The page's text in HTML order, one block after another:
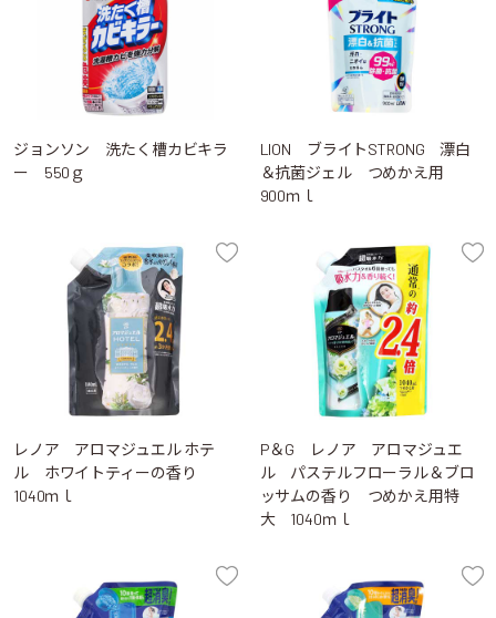
ジョンソン 洗たく槽カビキラ
ー 550ｇ
LION ブライトSTRONG 漂白
＆抗菌ジェル つめかえ用
900ｍｌ
レノア アロマジュエル ホテ
ル ホワイトティーの香り
1040ｍｌ
P＆G レノア アロマジュエ
ル パステルフローラル＆ブロ
ッサムの香り つめかえ用特
大 1040ｍｌ